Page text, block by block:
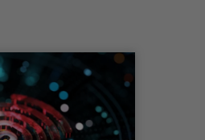
y conoce
el uso no
de IA, proteger los
el control.